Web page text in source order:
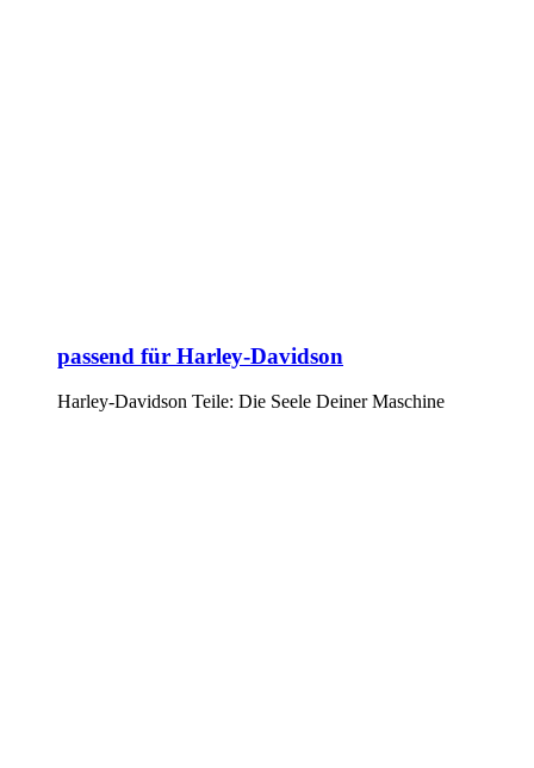
passend für Harley-Davidson
Harley-Davidson Teile: Die Seele Deiner Maschine